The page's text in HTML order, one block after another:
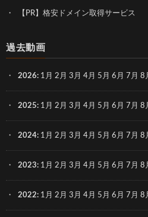
【PR】格安ドメイン取得サービス
過去動画
2026: 1月 2月 3月 4月 5月 6月 7月 8
2025: 1月 2月 3月 4月 5月 6月 7月 8
2024: 1月 2月 3月 4月 5月 6月 7月 8
2023: 1月 2月 3月 4月 5月 6月 7月 8
2022: 1月 2月 3月 4月 5月 6月 7月 8